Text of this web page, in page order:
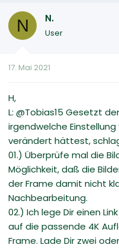
N N.
User
17. Mai 2021
H,
L: @Tobias15 Gesetzt
irgendwelche
verändert hättest,
01.) Überprüfe mal die
Möglichkeit, daß die
der Frame damit nicht
Nachbearbeitung.
02.) Ich lege Dir einen
auf die passende 4K
Frame. Lade Dir zwei